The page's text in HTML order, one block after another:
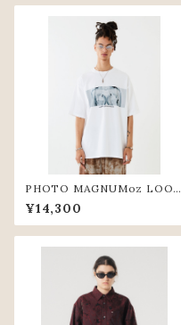
PHOTO MAGNUMoz LOOS
E TEE(WHT)
¥14,300